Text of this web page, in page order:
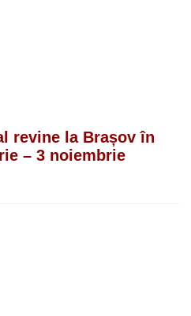
revine la Brașov în
– 3 noiembrie